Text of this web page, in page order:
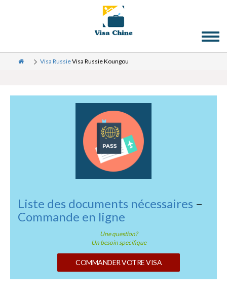
Visa RussieVisa Russie Koungou
Liste des documents nécessaires –
Commande en ligne
Une question?
Un besoin specifique
COMMANDER VOTRE VISA